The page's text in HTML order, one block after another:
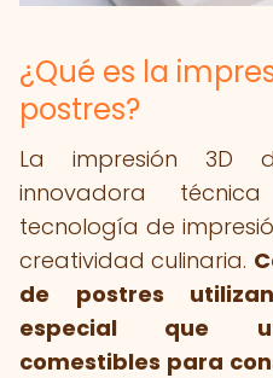
¿Qué es la
postres?
La impresión 3D
innovadora
tecnología de
creatividad culinaria.
de postres
especial que
comestibles para